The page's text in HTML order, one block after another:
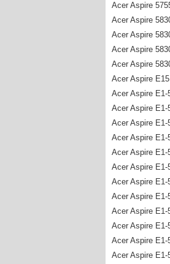
Acer Aspire
Acer Aspire
Acer Aspire
Acer Aspire
Acer Aspire
Acer Aspire E15
Acer Aspire E1-
Acer Aspire E1-
Acer Aspire E1-
Acer Aspire E1-
Acer Aspire E1-
Acer Aspire E1-
Acer Aspire E1-
Acer Aspire E1-
Acer Aspire E1-
Acer Aspire E1-
Acer Aspire E1-
Acer Aspire E1-